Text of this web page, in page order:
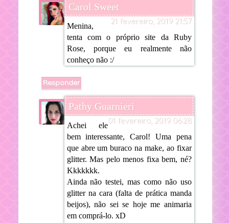
Carol Sweet
21 fevereiro, 2019 21:57
Menina,
tenta com o próprio site da Ruby
Rose, porque eu realmente não
conheço não :/
Responder
Pathy Guarnieri
01 fevereiro, 2019 06:28
Achei ele
bem interessante, Carol! Uma pena
que abre um buraco na make, ao fixar
glitter. Mas pelo menos fixa bem, né?
Kkkkkkk.
Ainda não testei, mas como não uso
glitter na cara (falta de prática manda
beijos), não sei se hoje me animaria
em comprá-lo. xD